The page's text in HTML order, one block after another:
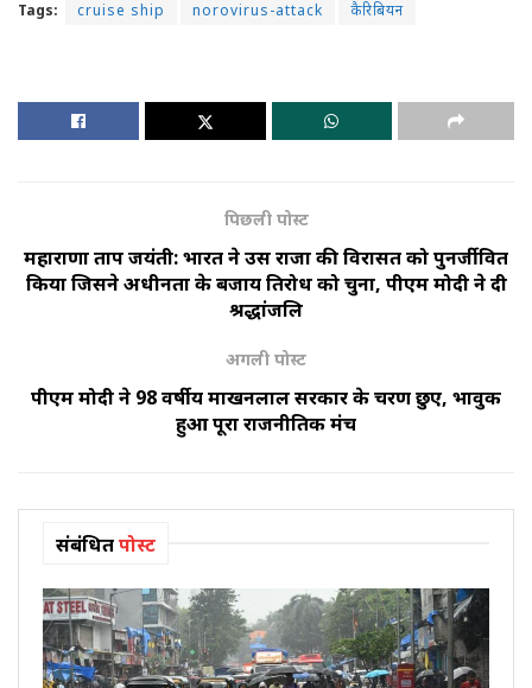
Tags: cruise ship norovirus-attack कैरिबियन
पिछली पोस्ट
महाराणा प्रताप जयंती: भारत ने उस राजा की विरासत को पुनर्जीवित
किया जिसने अधीनता के बजाय प्रतिरोध को चुना, पीएम मोदी ने दी
श्रद्धांजलि
अगली पोस्ट
पीएम मोदी ने 98 वर्षीय माखनलाल सरकार के चरण छुए, भावुक
हुआ पूरा राजनीतिक मंच
संबंधितपोस्ट